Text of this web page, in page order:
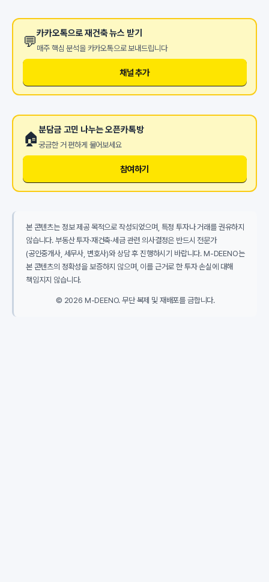
💬카카오톡으로 재건축 뉴스 받기
매주 핵심 분석을 카카오톡으로 보내드립니다
채널 추가
🏠분담금 고민 나누는 오픈카톡방
궁금한 거 편하게 물어보세요
참여하기
본 콘텐츠는 정보 제공 목적으로 작성되었으며, 특정 투자나 거래를 권유하지
않습니다. 부동산 투자·재건축·세금 관련 의사결정은 반드시 전문가
(공인중개사, 세무사, 변호사)와 상담 후 진행하시기 바랍니다. M-DEENO는
본 콘텐츠의 정확성을 보증하지 않으며, 이를 근거로 한 투자 손실에 대해
책임지지 않습니다.
© 2026 M-DEENO. 무단 복제 및 재배포를 금합니다.